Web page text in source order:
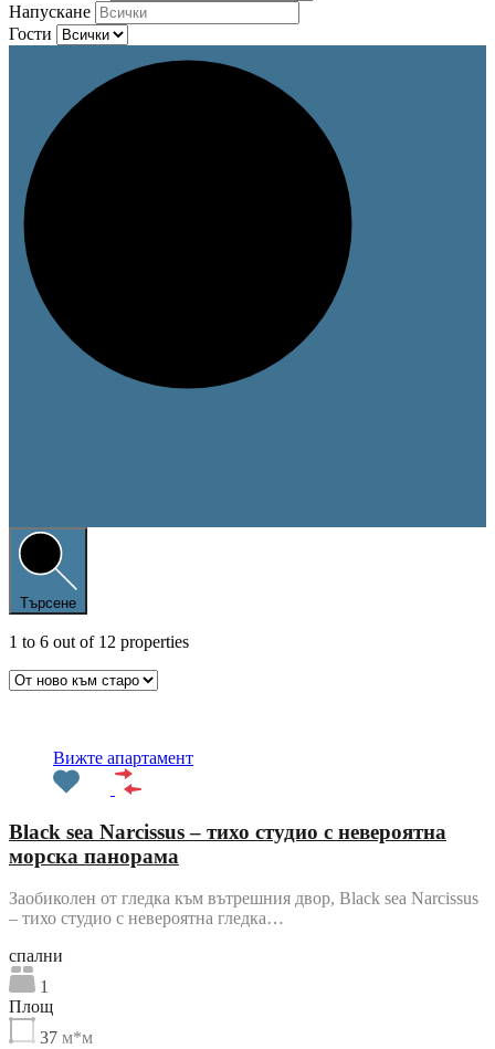
Напускане
Гости
Търсене
1 to 6 out of 12 properties
Вижте апартамент
Black sea Narcissus – тихо студио с невероятна
морска панорама
Заобиколен от гледка към вътрешния двор, Black sea Narcissus
– тихо студио с невероятна гледка…
cпални
1
Площ
37 м*м